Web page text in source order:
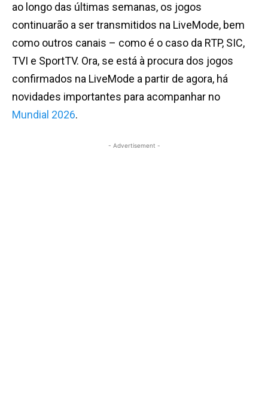
ao longo das últimas semanas, os jogos
continuarão a ser transmitidos na LiveMode, bem
como outros canais – como é o caso da RTP, SIC,
TVI e SportTV. Ora, se está à procura dos jogos
confirmados na LiveMode a partir de agora, há
novidades importantes para acompanhar no
Mundial 2026.
- Advertisement -